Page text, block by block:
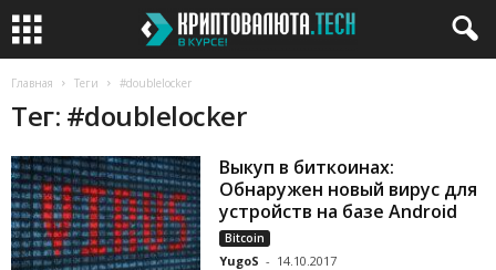
Главная Теги #doublelocker
Тег: #doublelocker
Выкуп в биткоинах:
Обнаружен новый вирус для
устройств на базе Android
Bitcoin
YugoS - 14.10.2017